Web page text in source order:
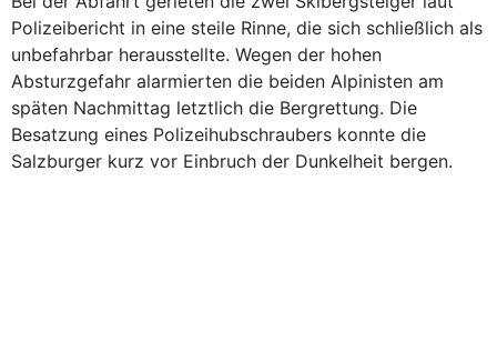
Polizeibericht in eine steile Rinne, die sich schließlich als
unbefahrbar herausstellte. Wegen der hohen
Absturzgefahr alarmierten die beiden Alpinisten am
späten Nachmittag letztlich die Bergrettung. Die
Besatzung eines Polizeihubschraubers konnte die
Salzburger kurz vor Einbruch der Dunkelheit bergen.